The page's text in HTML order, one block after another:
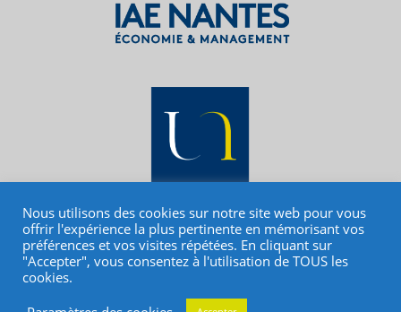
Make a donation
Nous utilisons des cookies sur notre site web pour vous
offrir l'expérience la plus pertinente en mémorisant vos
préférences et vos visites répétées. En cliquant sur
"Accepter", vous consentez à l'utilisation de TOUS les
cookies.